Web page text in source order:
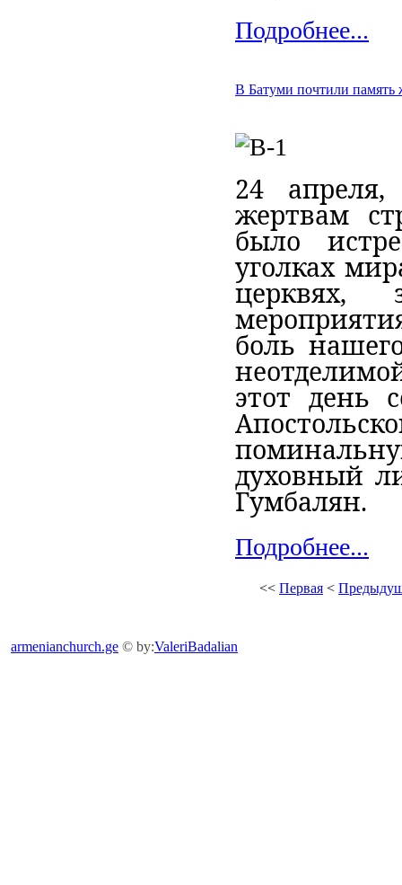
Подробнее...
В Батуми почтили память
24
жертвам
было
уголках
церквях,
боль
этот день
духовный
Гумбалян.
Подробнее...
<< Первая <
armenianchurch.ge © by:ValeriBadalian